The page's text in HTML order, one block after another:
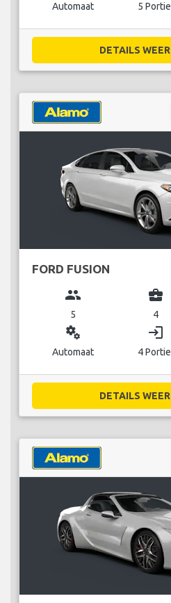
Automaat 5
DETAILS
FORD FUSION
group
5
business_center
4
miscellaneous_services
Automaat
login
4
DETAILS